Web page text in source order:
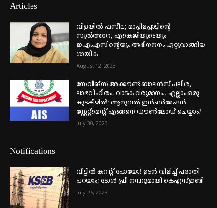
Articles
വിളയിൽ ഫസീല; മാപ്പിളപ്പാട്ടിന്റെ
സുൽത്താന, എകെജിയുടെയും
ഇഎംഎസിന്റെയും അഭിനന്ദനം ഏറ്റുവാങ്ങിയ
ഗായിക
August 12, 2023
സേവിങ്സ് അക്കൗണ്ട് ബാലൻസ് പലിശ,
ലാഭവിഹിതം, വാടക വരുമാനം.. എല്ലാം ഒരു
കുടകീഴിൽ; ആനുവൽ ഇൻഫർമേഷൻ
സ്റ്റേറ്റ്മെന്റ് എങ്ങനെ ഡൗൺലോഡ് ചെയ്യാം?
July 30, 2023
Notifications
വീട്ടില്‍ കറന്റ് പോയോ! ഉടന്‍ വിളിച്ച് പരാതി
പറയാം; ടോള്‍ ഫ്രീ നമ്പറുമായി കെഎസ്ഇബി
July 26, 2023